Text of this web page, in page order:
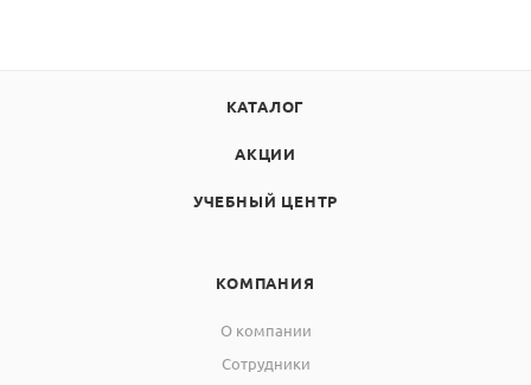
КАТАЛОГ
АКЦИИ
УЧЕБНЫЙ ЦЕНТР
КОМПАНИЯ
О компании
Сотрудники